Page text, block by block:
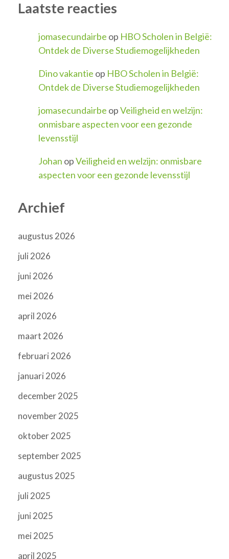
Laatste reacties
jomasecundairbe op HBO Scholen in België:
Ontdek de Diverse Studiemogelijkheden
Dino vakantie op HBO Scholen in België:
Ontdek de Diverse Studiemogelijkheden
jomasecundairbe opVeiligheid en welzijn:
onmisbare aspecten voor een gezonde
levensstijl
Johan opVeiligheid en welzijn: onmisbare
aspecten voor een gezonde levensstijl
Archief
augustus 2026
juli 2026
juni 2026
mei 2026
april 2026
maart 2026
februari 2026
januari 2026
december 2025
november 2025
oktober 2025
september 2025
augustus 2025
juli 2025
juni 2025
mei 2025
april 2025